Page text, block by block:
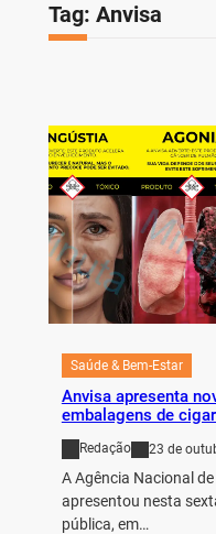
Tag: Anvisa
Saúde & Bem-Estar
Anvisa apresenta
embalagens de
Redação 23 de
A Agência Nacional
apresentou nesta
pública, em…